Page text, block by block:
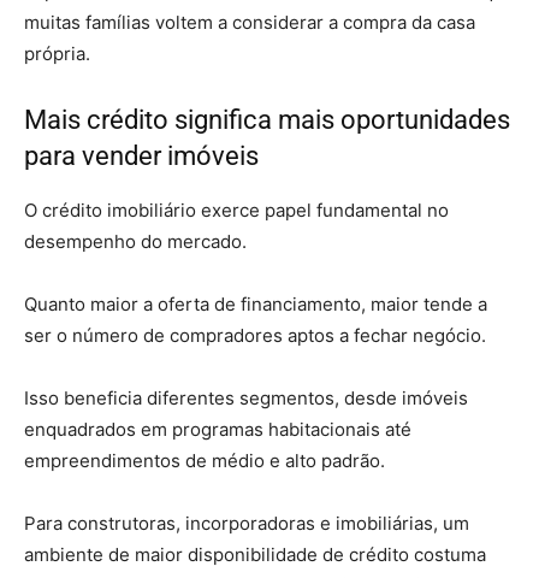
muitas famílias voltem a considerar a compra da casa
própria.
Mais crédito significa mais oportunidades
para vender imóveis
O crédito imobiliário exerce papel fundamental no
desempenho do mercado.
Quanto maior a oferta de financiamento, maior tende a
ser o número de compradores aptos a fechar negócio.
Isso beneficia diferentes segmentos, desde imóveis
enquadrados em programas habitacionais até
empreendimentos de médio e alto padrão.
Para construtoras, incorporadoras e imobiliárias, um
ambiente de maior disponibilidade de crédito costuma